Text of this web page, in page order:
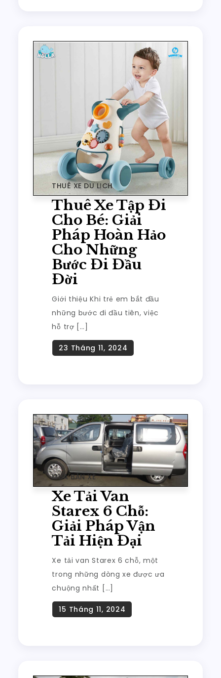
THUÊ XE DU LỊCH
Thuê Xe Tập Đi
Cho Bé: Giải
Pháp Hoàn Hảo
Cho Những
Bước Đi Đầu
Đời
Giới thiệu Khi trẻ em bắt đầu
những bước đi đầu tiên, việc
hỗ trợ […]
MUA BÁN XE
Xe Tải Van
Starex 6 Chỗ:
Giải Pháp Vận
Tải Hiện Đại
Xe tải van Starex 6 chỗ, một
trong những dòng xe được ưa
chuộng nhất […]